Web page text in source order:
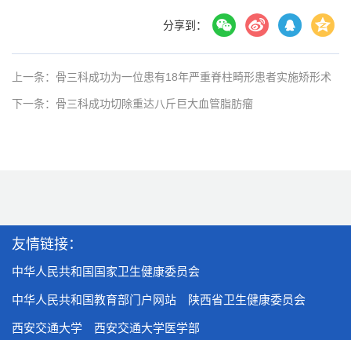
分享到：
上一条：骨三科成功为一位患有18年严重脊柱畸形患者实施矫形术
下一条：骨三科成功切除重达八斤巨大血管脂肪瘤
友情链接：
中华人民共和国国家卫生健康委员会
中华人民共和国教育部门户网站 陕西省卫生健康委员会
西安交通大学 西安交通大学医学部